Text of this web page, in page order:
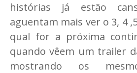
histórias já estão
aguentam mais ver o 3, 4
qual for a próxima
quando vêem um trailer
mostrando os